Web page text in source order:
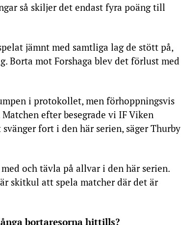
så skiljer det endast fyra poäng till
jämnt med samtliga lag de stött på,
Borta mot Forshaga blev det förlust med
i protokollet, men förhoppningsvis
efter besegrade vi IF Viken
fort i den här serien, säger Thurby
och tävla på allvar i den här serien.
skitkul att spela matcher där det är
bortaresorna hittills?